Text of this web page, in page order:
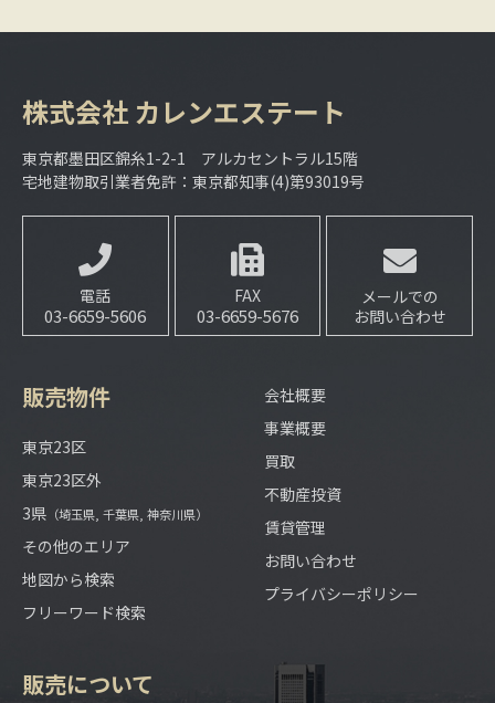
株式会社 カレンエステート
東京都墨田区錦糸1-2-1 アルカセントラル15階
宅地建物取引業者免許：東京都知事(4)第93019号
電話
03-6659-5606
FAX
03-6659-5676
メールでの
お問い合わせ
販売物件
東京23区
東京23区外
3県 （埼玉県, 千葉県, 神奈川県）
その他のエリア
地図から検索
フリーワード検索
販売について
会社概要
事業概要
買取
不動産投資
賃貸管理
お問い合わせ
プライバシーポリシー